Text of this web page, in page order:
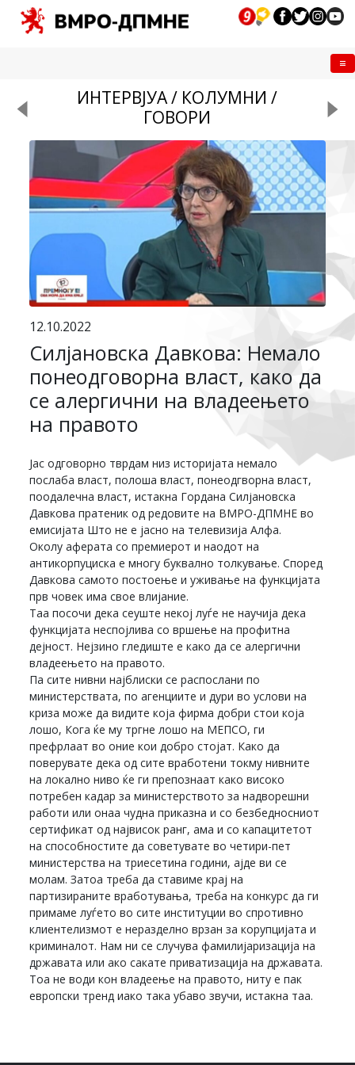
ИНТЕРВЈУА / КОЛУМНИ /
ГОВОРИ
12.10.2022
Силјановска Давкова: Немало
понеодговорна власт, како да
се алергични на владеењето
на правото
Jас одговорно тврдам низ историјата немало
послаба власт, полоша власт, понеодгворна власт,
поодалечна власт, истакна Гордана Силјановска
Давкова пратеник од редовите на ВМРО-ДПМНЕ во
емисијата Што не е јасно на телевизија Алфа.
Околу аферата со премиерот и наодот на
антикорпуциска е многу буквално толкување. Според
Давкова самото постоење и уживање на функцијата
прв човек има свое влијание.
Таа посочи дека сеуште некој луѓе не научија дека
функцијата неспојлива со вршење на профитна
дејност. Нејзино гледиште е како да се алергични
владеењето на правото.
Па сите нивни најблиски се распослани по
министерствата, по агенциите и дури во услови на
криза може да видите која фирма добри стои која
лошо, Кога ќе му тргне лошо на МЕПСО, ги
префрлаат во оние кои добро стојат. Како да
поверувате дека од сите вработени токму нивните
на локално ниво ќе ги препознаат како високо
потребен кадар за министерството за надворешни
работи или онаа чудна приказна и со безбедносниот
сертификат од највисок ранг, ама и со капацитетот
на способностите да советувате во четири-пет
министерства на триесетина години, ајде ви се
молам. Затоа треба да ставиме крај на
партизираните вработувања, треба на конкурс да ги
примаме луѓето во сите институции во спротивно
клиентелизмот е неразделно врзан за корупцијата и
криминалот. Нам ни се случува фамилијаризација на
државата или ако сакате приватизација на државата.
Тоа не води кон владеење на правото, ниту е пак
европски тренд иако така убаво звучи, истакна таа.